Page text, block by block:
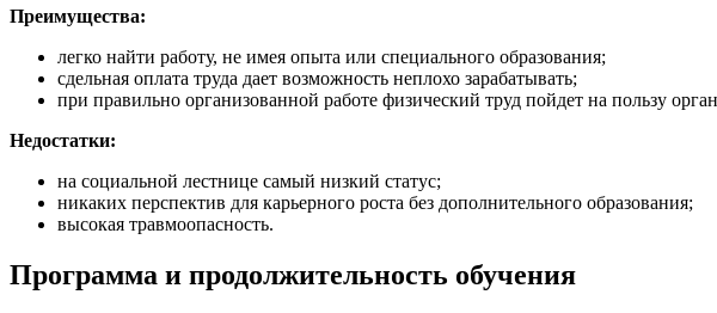
Преимущества:
легко найти работу, не имея опыта или специального образования;
сдельная оплата труда дает возможность неплохо зарабатывать;
при правильно организованной работе физический труд пойдет на пользу
Недостатки:
на социальной лестнице самый низкий статус;
никаких перспектив для карьерного роста без дополнительного образования;
высокая травмоопасность.
Программа и продолжительность обучения